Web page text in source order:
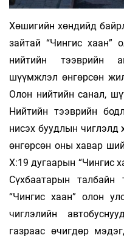
Хөшигийн хөндийд
зайтай “Чингис хаан”
нийтийн тээврийн
шүүмжлэл өнгөрсөн
Олон нийтийн санал,
Нийтийн тээврийн
нисэх буудлын чиглэлд
өнгөрсөн оны хавар
Х:19 дугаарын “Чингис
Сүхбаатарын талбайн
“Чингис хаан” олон
чиглэлийн
газраас өчигдөр